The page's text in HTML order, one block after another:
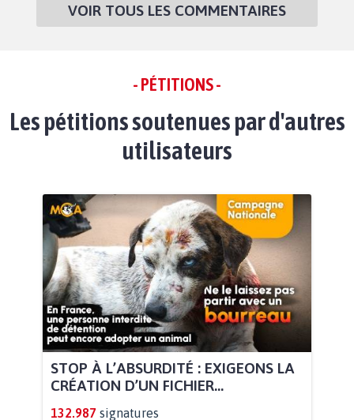
VOIR TOUS LES COMMENTAIRES
- PÉTITIONS -
Les pétitions soutenues par d'autres
utilisateurs
STOP À L’ABSURDITÉ : EXIGEONS LA
CRÉATION D’UN FICHIER...
132.987 signatures